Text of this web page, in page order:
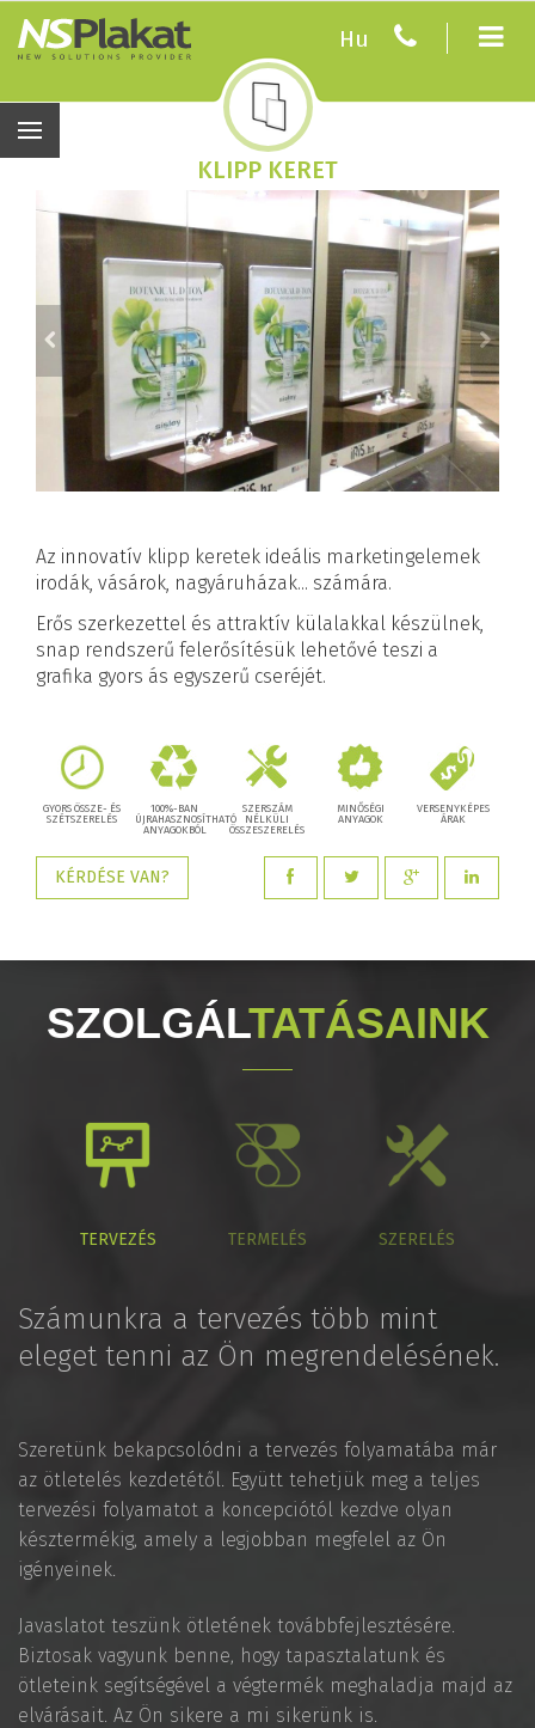
Hu
KLIPP KERET
Az innovatív klipp keretek ideális marketingelemek
irodák, vásárok, nagyáruházak... számára.
Erős szerkezettel és attraktív külalakkal készülnek,
snap rendszerű felerősítésük lehetővé teszi a
grafika gyors ás egyszerű cseréjét.
GYORS ÖSSZE- ÉS
SZÉTSZERELÉS
100%-BAN
ÚJRAHASZNOSÍTHATÓ
ANYAGOKBÓL
SZERSZÁM
NÉLKÜLI
ÖSSZESZERELÉS
MINŐSÉGI
ANYAGOK
VERSENYKÉPES
ÁRAK
KÉRDÉSE VAN?
SZOLGÁLTATÁSAINK
TERVEZÉS TERMELÉS SZERELÉS
Számunkra a tervezés több mint
eleget tenni az Ön megrendelésének.
Szeretünk bekapcsolódni a tervezés folyamatába már
az ötletelés kezdetétől. Együtt tehetjük meg a teljes
tervezési folyamatot a koncepciótól kezdve olyan
késztermékig, amely a legjobban megfelel az Ön
igényeinek.
Javaslatot teszünk ötletének továbbfejlesztésére.
Biztosak vagyunk benne, hogy tapasztalatunk és
ötleteink segítségével a végtermék meghaladja majd az
elvárásait. Az Ön sikere a mi sikerünk is.